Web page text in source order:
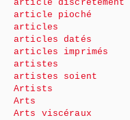
article discrètement
article pioché
articles
articles datés
articles imprimés
artistes
artistes soient
Artists
Arts
Arts viscéraux